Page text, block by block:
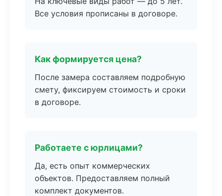
Все условия прописаны в договоре.
Как формируется цена?
После замера составляем подробную
смету, фиксируем стоимость и сроки
в договоре.
Работаете с юрлицами?
Да, есть опыт коммерческих
объектов. Предоставляем полный
комплект документов.